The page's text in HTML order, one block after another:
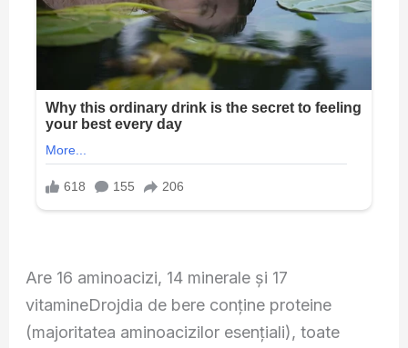
Are 16 aminoacizi, 14 minerale şi 17
vitamineDrojdia de bere conţine proteine
(majoritatea aminoacizilor esenţiali), toate